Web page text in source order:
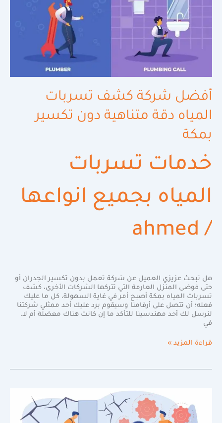
أفضل شركة كشف تسربات
المياه دقة متناهية دون تكسير
بمكة
خدمات تسربات
المياه بجميع انواعها
/
ahmed
هل تبحث عزيزي العميل عن شركة تعمل بدون تكسير الجدران أو
حتى فوضى المنزل العارمة التي تتركها الشركات الأخرى، كشف
تسربات المياه بمكة أصبح أمر في غاية السهولة، كل ما عليك
فعله؛ أن تتصل على أرقامنا وسيقوم برد عليك أحد ممثلي شركتنا
لنرسل لك أحد مهندسينا للتأكد ما إن كانت هناك معضلة أم لا،
في
قراءة المزيد »
كشف
تسربات